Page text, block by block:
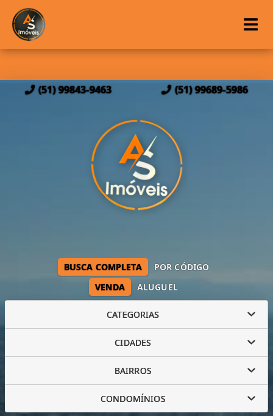
(51) 99843-9463 (51) 99689-5986
VENDA ALUGUEL
BUSCA COMPLETA POR CÓDIGO
CATEGORIAS
CIDADES
BAIRROS
CONDOMÍNIOS